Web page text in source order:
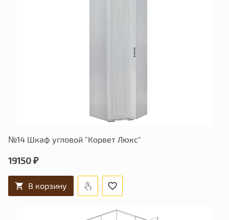
№14 Шкаф угловой "Корвет Люкс"
19150 ₽
В корзину